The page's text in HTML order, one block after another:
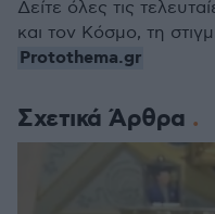
Σχετικά Άρθρα
Δείτε όλες τις
και τον Κόσμο, τη
Protothema.gr